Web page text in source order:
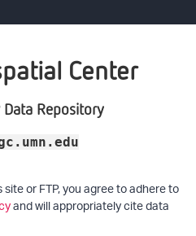
Center
Data Repository
or FTP, you agree to adhere to
and will appropriately cite data